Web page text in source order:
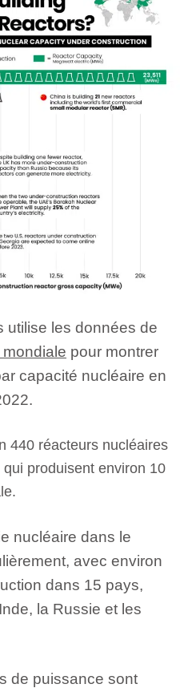
utilise les données de
pour montrer
capacité nucléaire en
440 réacteurs nucléaires
produisent environ 10
nucléaire dans le
avec environ
dans 15 pays,
la Russie et les
de puissance sont